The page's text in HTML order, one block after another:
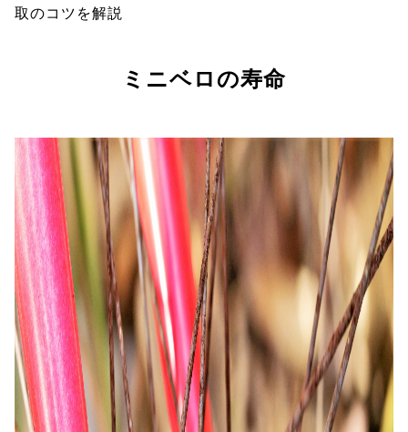
取のコツを解説
ミニベロの寿命